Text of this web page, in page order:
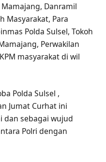
Danramil
Masyarakat, Para
Polda Sulsel, Tokoh
Perwakilan
masyarakat di wil
Polda Sulsel ,
Jumat Curhat ini
dan sebagai wujud
Polri dengan